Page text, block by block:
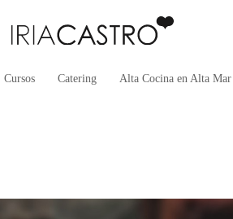
Cursos Catering Alta Cocina en Alta Mar